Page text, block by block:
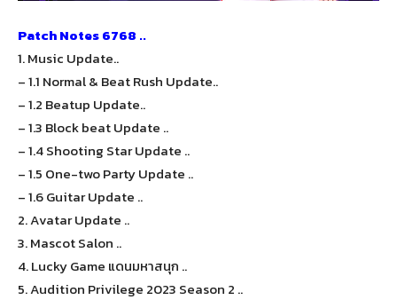
Patch Notes 6768 ..
1. Music Update..
– 1.1 Normal & Beat Rush Update..
– 1.2 Beatup Update..
– 1.3 Block beat Update ..
– 1.4 Shooting Star Update ..
– 1.5 One-two Party Update ..
– 1.6 Guitar Update ..
2. Avatar Update ..
3. Mascot Salon ..
4. Lucky Game แดนมหาสนุก ..
5. Audition Privilege 2023 Season 2 ..